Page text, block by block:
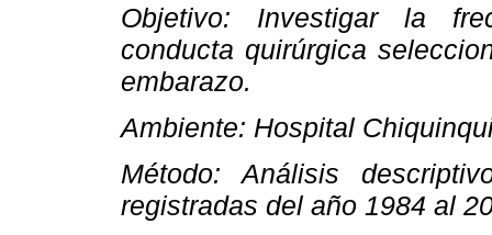
Objetivo: Investigar la
conducta quirúrgica
embarazo.
Ambiente: Hospital
Método: Análisis
registradas del año 1984 al